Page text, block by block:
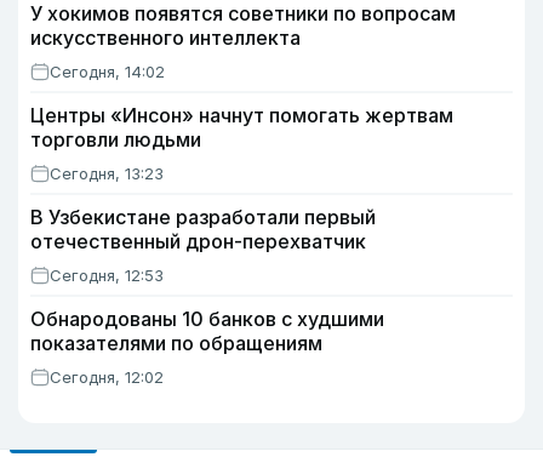
У хокимов появятся советники по вопросам
искусственного интеллекта
Сегодня, 14:02
Центры «Инсон» начнут помогать жертвам
торговли людьми
Сегодня, 13:23
В Узбекистане разработали первый
отечественный дрон-перехватчик
Сегодня, 12:53
Обнародованы 10 банков с худшими
показателями по обращениям
Сегодня, 12:02